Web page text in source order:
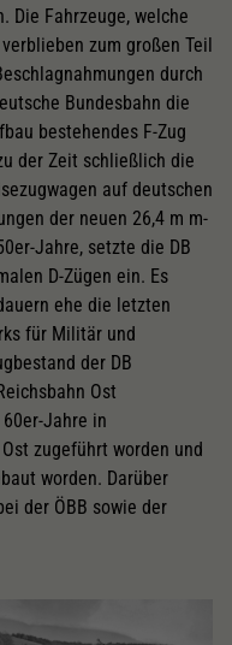
Die Fahrzeuge, welche
zum großen Teil
durch
Bundesbahn die
bestehendes F-Zug
der Zeit schließlich die
auf deutschen
der neuen 26,4 m m-
Jahre, setzte die DB
D-Zügen ein. Es
ehe die letzten
für Militär und
der DB
Ost
Jahre in
zugeführt worden und
worden. Darüber
der ÖBB sowie der